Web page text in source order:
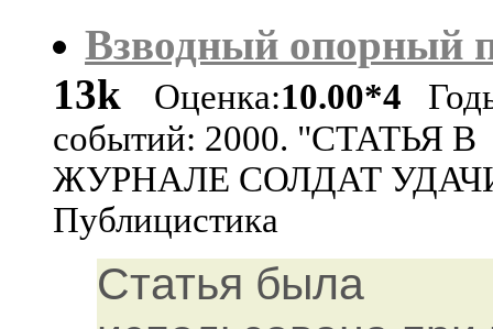
Взводный опорный
13k
Оценка:10.00*4
событий: 2000. "СТАТЬЯ В
ЖУРНАЛЕ СОЛДАТ
Публицистика
Статья была